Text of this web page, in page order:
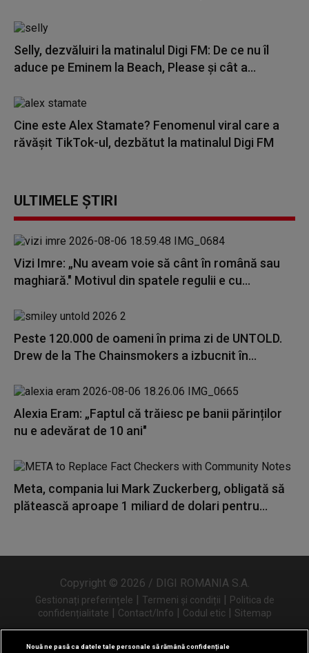
Selly, dezvăluiri la matinalul Digi FM: De ce nu îl
aduce pe Eminem la Beach, Please și cât a...
Cine este Alex Stamate? Fenomenul viral care a
răvășit TikTok-ul, dezbătut la matinalul Digi FM
ULTIMELE ȘTIRI
Vizi Imre: „Nu aveam voie să cânt în română sau
maghiară." Motivul din spatele regulii e cu...
Peste 120.000 de oameni în prima zi de UNTOLD.
Drew de la The Chainsmokers a izbucnit în...
Alexia Eram: „Faptul că trăiesc pe banii părinților
nu e adevărat de 10 ani"
Meta, compania lui Mark Zuckerberg, obligată să
plătească aproape 1 miliard de dolari pentru...
Copyright © 2026 / DIGI ROMANIA S.A.
Gestionați preferințele | Termeni și condiții | Politica de
confidențialitate | Contact/Info | Codul etic | Sitemap
Nouă ne pasă ca datele tale personale să rămână confidențiale